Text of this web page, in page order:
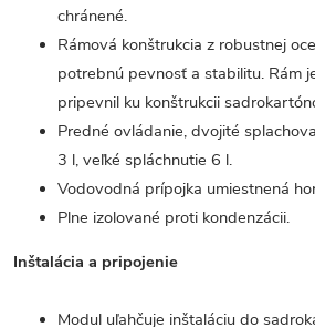
chránené.
Rámová konštrukcia z robustnej
potrebnú pevnosť a stabilitu. Rám
pripevnil ku konštrukcii
Predné ovládanie, dvojité
3 l, veľké spláchnutie 6 l.
Vodovodná prípojka umiestnená
Plne izolované proti kondenzácii.
Inštalácia a pripojenie
Modul uľahčuje inštaláciu do